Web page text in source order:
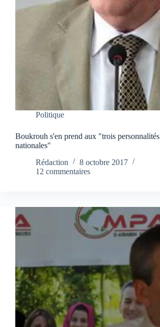
Politique
Boukrouh s'en prend aux "trois personnalités
nationales"
Rédaction
8 octobre 2017
12 commentaires